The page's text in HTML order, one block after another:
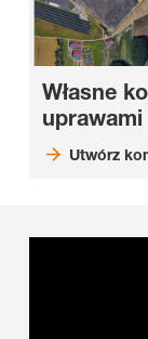
Własne
uprawami
Utwórz